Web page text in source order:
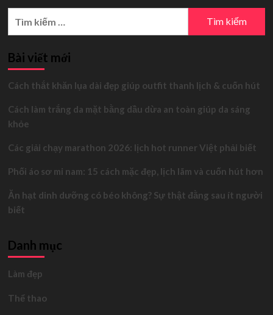
Bài viết mới
Cách thắt khăn lụa dài đẹp giúp outfit thanh lịch & cuốn hút
Cách làm trắng da mặt bằng dầu dừa an toàn giúp da sáng
khỏe
Các giải chạy marathon 2026: lịch hot runner Việt phải biết
Phối áo sơ mi nam: 15 cách mặc đẹp, lịch lãm và cuốn hút hơn
Ăn hạt dinh dưỡng có béo không? Sự thật đằng sau ít người
biết
Danh mục
Làm đẹp
Thể thao